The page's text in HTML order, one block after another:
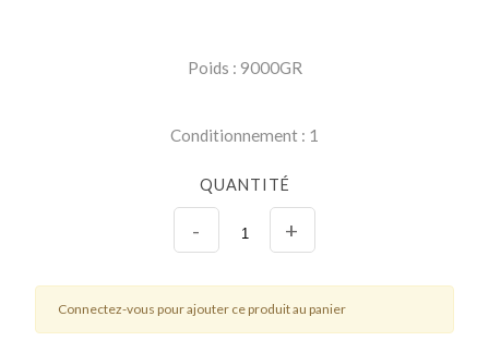
Poids : 9000GR
Conditionnement : 1
QUANTITÉ
- +
Connectez-vous pour ajouter ce produit au panier